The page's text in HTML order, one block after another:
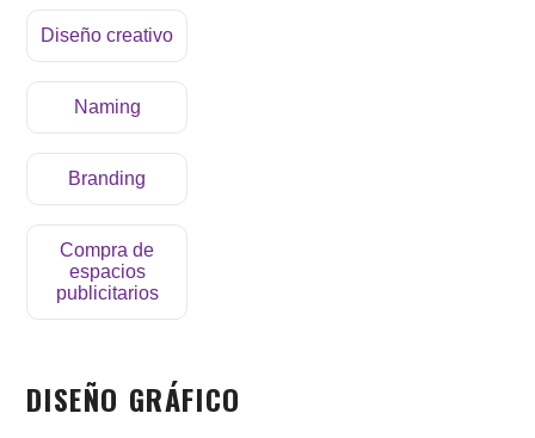
Diseño creativo
Naming
Branding
Compra de
espacios
publicitarios
DISEÑO GRÁFICO